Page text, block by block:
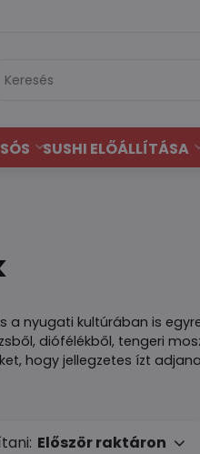
SUSHI ELŐÁLLÍTÁSA
a nyugati kultúrában is
diófélékből, tengeri
hogy jellegzetes ízt
Először raktáron